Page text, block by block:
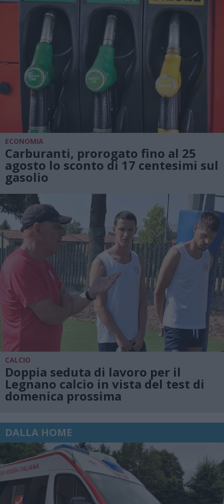
ECONOMIA
Carburanti, prorogato fino al 25
agosto lo sconto di 17 centesimi sul
gasolio
CALCIO
Doppia seduta di lavoro per il
Legnano calcio in vista del test di
domenica prossima
DALLA HOME